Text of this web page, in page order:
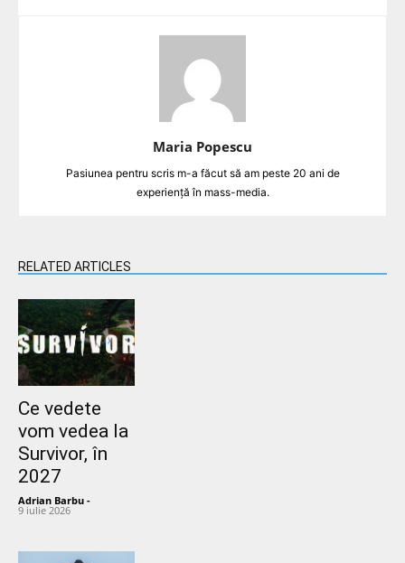
Maria Popescu
Pasiunea pentru scris m-a făcut să am peste 20 ani de
experiență în mass-media.
RELATED ARTICLES
Ce vedete
vom vedea la
Survivor, în
2027
Adrian Barbu -
9 iulie 2026